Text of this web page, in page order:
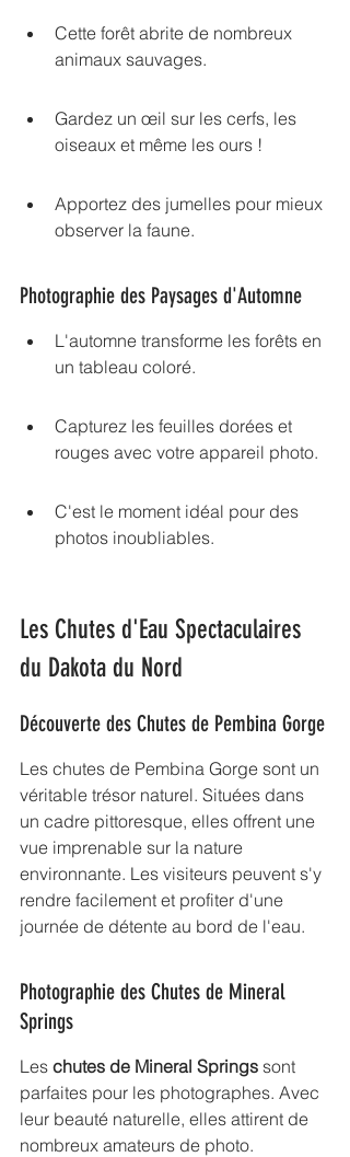
Cette forêt abrite de nombreux
animaux sauvages.
Gardez un œil sur les cerfs, les
oiseaux et même les ours !
Apportez des jumelles pour mieux
observer la faune.
Photographie des Paysages d'Automne
L'automne transforme les forêts en
un tableau coloré.
Capturez les feuilles dorées et
rouges avec votre appareil photo.
C'est le moment idéal pour des
photos inoubliables.
Les Chutes d'Eau Spectaculaires
du Dakota du Nord
Découverte des Chutes de Pembina Gorge
Les chutes de Pembina Gorge sont un
véritable trésor naturel. Situées dans
un cadre pittoresque, elles offrent une
vue imprenable sur la nature
environnante. Les visiteurs peuvent s'y
rendre facilement et profiter d'une
journée de détente au bord de l'eau.
Photographie des Chutes de Mineral
Springs
Les chutes de Mineral Springs sont
parfaites pour les photographes. Avec
leur beauté naturelle, elles attirent de
nombreux amateurs de photo.